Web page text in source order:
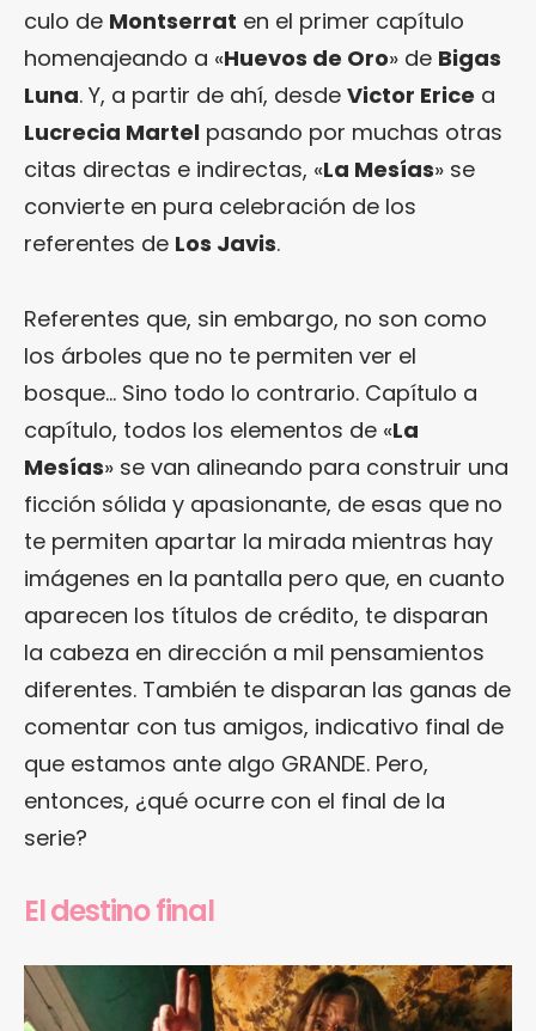
culo de Montserrat en el primer capítulo
homenajeando a «Huevos de Oro» de Bigas
Luna. Y, a partir de ahí, desde Victor Erice a
Lucrecia Martel pasando por muchas otras
citas directas e indirectas, «La Mesías» se
convierte en pura celebración de los
referentes de Los Javis.
Referentes que, sin embargo, no son como
los árboles que no te permiten ver el
bosque… Sino todo lo contrario. Capítulo a
capítulo, todos los elementos de «La
Mesías» se van alineando para construir una
ficción sólida y apasionante, de esas que no
te permiten apartar la mirada mientras hay
imágenes en la pantalla pero que, en cuanto
aparecen los títulos de crédito, te disparan
la cabeza en dirección a mil pensamientos
diferentes. También te disparan las ganas de
comentar con tus amigos, indicativo final de
que estamos ante algo GRANDE. Pero,
entonces, ¿qué ocurre con el final de la
serie?
El destino final